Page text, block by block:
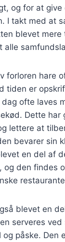
og for at
I takt med at
blevet
forloren hare
tiden er
ofte laves
Dette har
lettere at
bevarer sin
en del af
og den findes
blevet en
serveres
og påske. Den